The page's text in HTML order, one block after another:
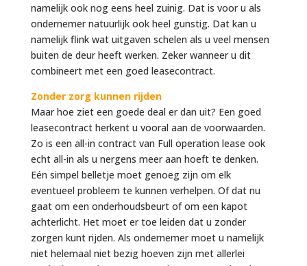
namelijk ook nog eens heel zuinig. Dat is voor u als
ondernemer natuurlijk ook heel gunstig. Dat kan u
namelijk flink wat uitgaven schelen als u veel mensen
buiten de deur heeft werken. Zeker wanneer u dit
combineert met een goed leasecontract.
Zonder zorg kunnen rijden
Maar hoe ziet een goede deal er dan uit? Een goed
leasecontract herkent u vooral aan de voorwaarden.
Zo is een all-in contract van Full operation lease ook
echt all-in als u nergens meer aan hoeft te denken.
Eén simpel belletje moet genoeg zijn om elk
eventueel probleem te kunnen verhelpen. Of dat nu
gaat om een onderhoudsbeurt of om een kapot
achterlicht. Het moet er toe leiden dat u zonder
zorgen kunt rijden. Als ondernemer moet u namelijk
niet helemaal niet bezig hoeven zijn met allerlei